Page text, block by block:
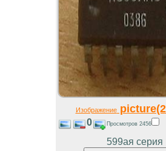
Изображение
0 Просмотров 2456
599ая серия